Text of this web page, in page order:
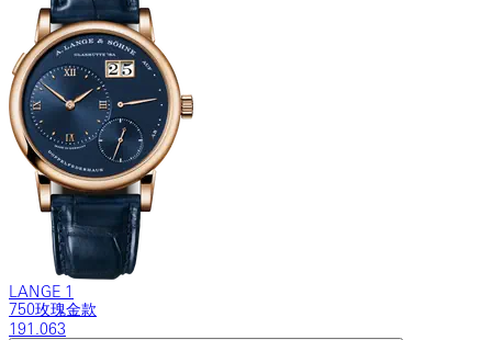
LANGE 1
750玫瑰金款
191.063